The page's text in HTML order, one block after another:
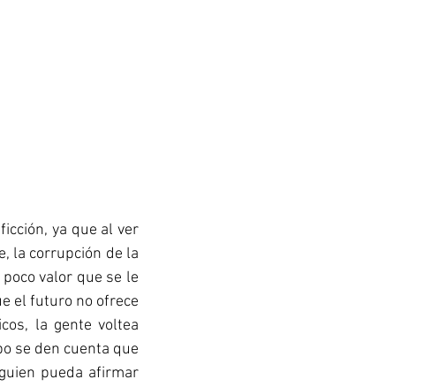
ya que al ver
la corrupción de la
valor que se le
el futuro no ofrece
la gente voltea
se den cuenta que
pueda afirmar